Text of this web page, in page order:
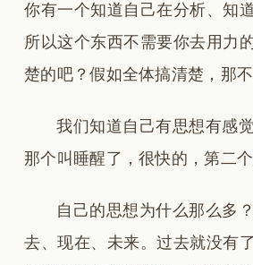
你有一个知道自己在分析、知
所以这个东西不需要你去用力
楚的吧？假如全体搞清楚，那不
我们知道自己有思想有感
那个叫睡醒了，很快的，第二
自己的思想为什么那么多
去、现在、未来。过去就没有